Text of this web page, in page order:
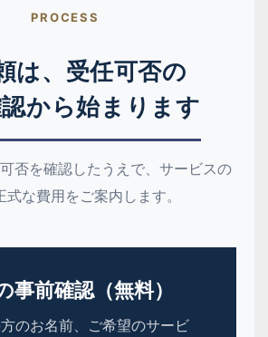
PROCESS
は、受任可否の
から始まります
否を確認したうえで、サービスの
式な費用をご案内します。
事前確認（無料）
のお名前、ご希望のサービ